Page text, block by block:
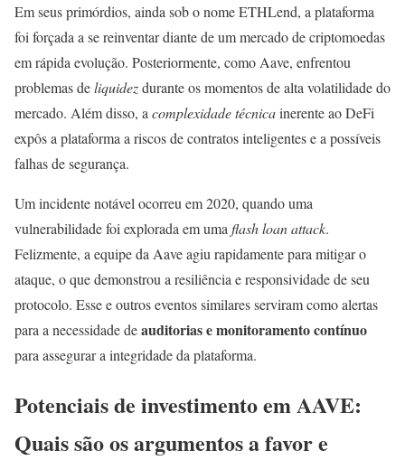
Em seus primórdios, ainda sob o nome ETHLend, a plataforma
foi forçada a se reinventar diante de um mercado de criptomoedas
em rápida evolução. Posteriormente, como Aave, enfrentou
problemas deliquidezdurante os momentos de alta volatilidade do
mercado. Além disso, a complexidade técnicainerente ao DeFi
expôs a plataforma a riscos de contratos inteligentes e a possíveis
falhas de segurança.
Um incidente notável ocorreu em 2020, quando uma
vulnerabilidade foi explorada em uma flash loan attack.
Felizmente, a equipe da Aave agiu rapidamente para mitigar o
ataque, o que demonstrou a resiliência e responsividade de seu
protocolo. Esse e outros eventos similares serviram como alertas
para a necessidade deauditorias e monitoramento contínuo
para assegurar a integridade da plataforma.
Potenciais de investimento em AAVE:
Quais são os argumentos a favor e